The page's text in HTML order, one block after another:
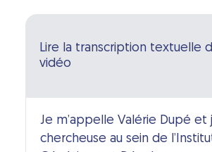
Lire la transcription textuelle
vidéo
Je m’appelle Valérie Dupé et
chercheuse au sein de